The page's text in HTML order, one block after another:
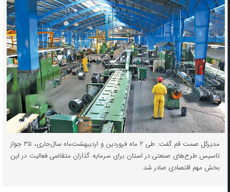
مدیرکل صمت قم گفت: طی ۲ ماه فروردین‌ و اردیبهشت‌ماه سال‌جاری، ۳۵ جواز
تاسیس طرح‌های صنعتی در استان برای سرمایه گذاران متقاضی فعالیت در این
بخش مهم اقتصادی صادر شد.